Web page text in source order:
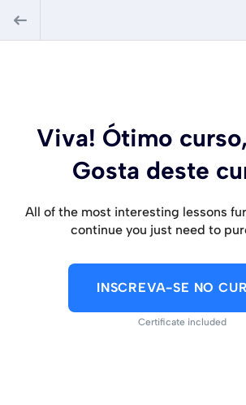
Viva! Ótimo
Gosta deste
All of the most interesting lessons
continue you just need to
INSCREVA-SE NO
Certificate included